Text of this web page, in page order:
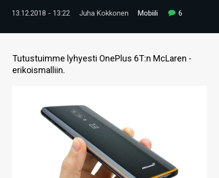
TIETOA
VAIHDA TEEMA
13.12.2018 - 13:22 Juha Kokkonen Mobiili 6
Tutustuimme lyhyesti OnePlus 6T:n McLaren -
erikoismalliin.